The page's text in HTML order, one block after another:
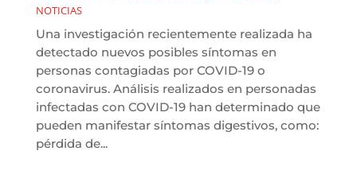
NOTICIAS
Una investigación recientemente realizada ha
detectado nuevos posibles síntomas en
personas contagiadas por COVID-19 o
coronavirus. Análisis realizados en personadas
infectadas con COVID-19 han determinado que
pueden manifestar síntomas digestivos, como:
pérdida de...